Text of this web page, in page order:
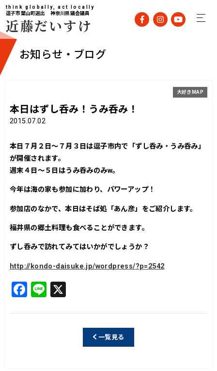
think globally, act locally
逗子市葉山町選出 神奈川県議会議員
近藤だいすけ
お知らせ・ブログ
本日はずし呑み！うみ呑み！
2015.07.02
大好きMAP
本日７月２日～７月３日は逗子市内で「ずし呑み・うみ呑み」
が開催されます。
週末４日～５日はうみ呑みのみw。
今年は海の家も参加に加わり、パワーアップ！
参加店のなかで、本日はそば処「あん彦」をご紹介します。
福井県の郷土料理も食べることができます。
ずし呑みで訪れてみてはいかがでしょうか？
http://kondo-daisuke.jp/wordpress/?p=2542
F
a
c
Li
n
e
一覧見る